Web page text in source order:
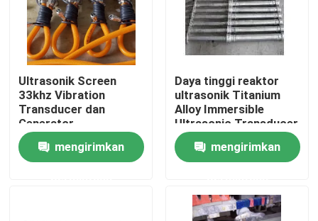
Rumah
Ultrasonik Screen
33khz Vibration
Transducer dan
Generator
mengirimkan
Daya tinggi reaktor
ultrasonik Titanium
Alloy Immersible
Ultrasonic Transducer
mengirimkan